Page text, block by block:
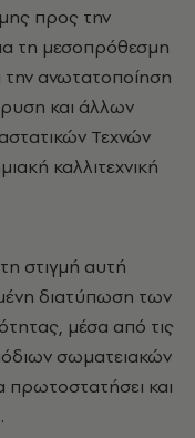
προς την
τη μεσοπρόθεσμη
την ανωτατοποίηση
και άλλων
Τεχνών
καλλιτεχνική
στιγμή αυτή
διατύπωση των
μέσα από τις
σωματειακών
και